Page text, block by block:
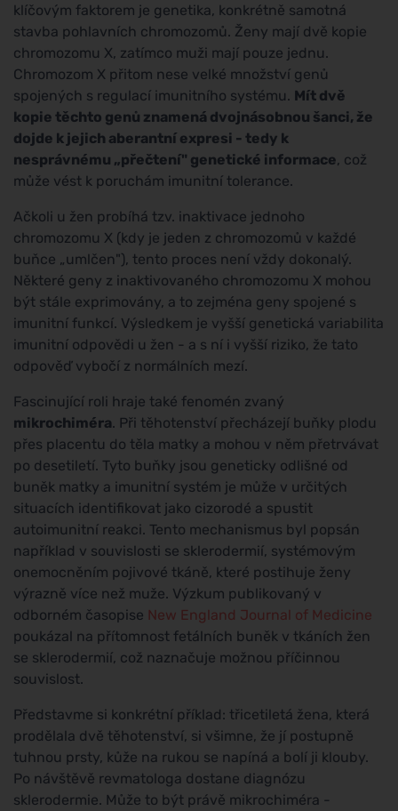
klíčovým faktorem je genetika, konkrétně samotná
stavba pohlavních chromozomů. Ženy mají dvě kopie
chromozomu X, zatímco muži mají pouze jednu.
Chromozom X přitom nese velké množství genů
spojených s regulací imunitního systému. Mít dvě
kopie těchto genů znamená dvojnásobnou šanci, že
dojde k jejich aberantní expresi - tedy k
nesprávnému „přečtení" genetické informace, což
může vést k poruchám imunitní tolerance.
Ačkoli u žen probíhá tzv. inaktivace jednoho
chromozomu X (kdy je jeden z chromozomů v každé
buňce „umlčen"), tento proces není vždy dokonalý.
Některé geny z inaktivovaného chromozomu X mohou
být stále exprimovány, a to zejména geny spojené s
imunitní funkcí. Výsledkem je vyšší genetická variabilita
imunitní odpovědi u žen - a s ní i vyšší riziko, že tato
odpověď vybočí z normálních mezí.
Fascinující roli hraje také fenomén zvaný
mikrochiméra. Při těhotenství přecházejí buňky plodu
přes placentu do těla matky a mohou v něm přetrvávat
po desetiletí. Tyto buňky jsou geneticky odlišné od
buněk matky a imunitní systém je může v určitých
situacích identifikovat jako cizorodé a spustit
autoimunitní reakci. Tento mechanismus byl popsán
například v souvislosti se sklerodermií, systémovým
onemocněním pojivové tkáně, které postihuje ženy
výrazně více než muže. Výzkum publikovaný v
odborném časopise New England Journal of Medicine
poukázal na přítomnost fetálních buněk v tkáních žen
se sklerodermií, což naznačuje možnou příčinnou
souvislost.
Představme si konkrétní příklad: třicetiletá žena, která
prodělala dvě těhotenství, si všimne, že jí postupně
tuhnou prsty, kůže na rukou se napíná a bolí ji klouby.
Po návštěvě revmatologa dostane diagnózu
sklerodermie. Může to být právě mikrochiméra -